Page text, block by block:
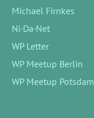
Michael Firnkes
Ni·Da·Net
WP Letter
WP Meetup Berlin
WP Meetup Potsdam